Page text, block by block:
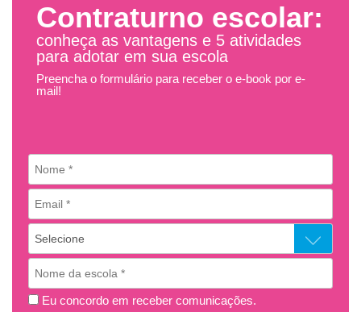
Contraturno escolar:
conheça as vantagens e 5 atividades
para adotar em sua escola
Preencha o formulário para receber o e-book por e-
mail!
Eu concordo em receber comunicações.